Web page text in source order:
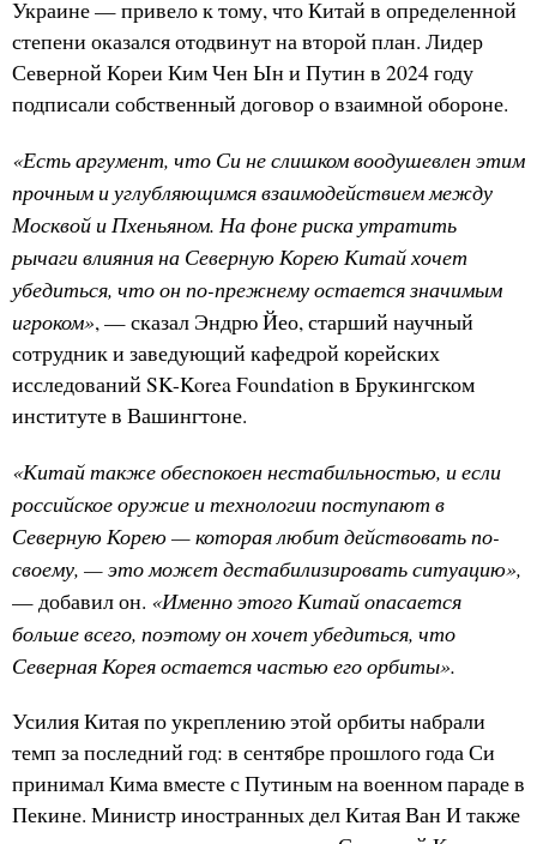
Украине — привело к тому, что Китай в определенной
степени оказался отодвинут на второй план. Лидер
Северной Кореи Ким Чен Ын и Путин в 2024 году
подписали собственный договор о взаимной обороне.
«Есть аргумент, что Си не слишком воодушевлен этим
прочным и углубляющимся взаимодействием между
Москвой и Пхеньяном. На фоне риска утратить
рычаги влияния на Северную Корею Китай хочет
убедиться, что он по-прежнему остается значимым
игроком», — сказал Эндрю Йео, старший научный
сотрудник и заведующий кафедрой корейских
исследований SK-Korea Foundation в Брукингском
институте в Вашингтоне.
«Китай также обеспокоен нестабильностью, и если
российское оружие и технологии поступают в
Северную Корею — которая любит действовать по-
своему, — это может дестабилизировать ситуацию»,
— добавил он. «Именно этого Китай опасается
больше всего, поэтому он хочет убедиться, что
Северная Корея остается частью его орбиты».
Усилия Китая по укреплению этой орбиты набрали
темп за последний год: в сентябре прошлого года Си
принимал Кима вместе с Путиным на военном параде в
Пекине. Министр иностранных дел Китая Ван И также